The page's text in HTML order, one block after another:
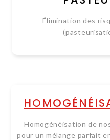
Élimination des
Homogénéisation de
pour un mélange parfait